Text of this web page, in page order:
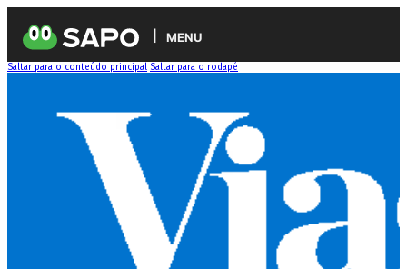
MENU
Saltar para o conteúdo principal Saltar para o rodapé